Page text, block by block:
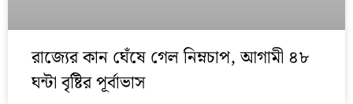
রাজ্যের কান ঘেঁষে গেল নিম্নচাপ, আগামী ৪৮
ঘন্টা বৃষ্টির পূর্বাভাস